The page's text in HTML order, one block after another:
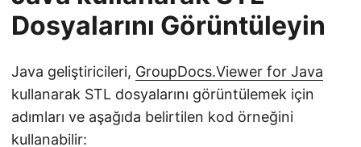
Dosyalarını Görüntüleyin
Java geliştiricileri, GroupDocs.Viewer for Java
kullanarak STL dosyalarını görüntülemek için
adımları ve aşağıda belirtilen kod örneğini
kullanabilir: